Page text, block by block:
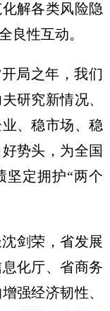
解各类风险隐
良性互动。
局之年，我们
研究新情况、
、稳市场、稳
势头，为全国
坚定拥护“两个
剑荣，省发展
化厅、省商务
强经济韧性、